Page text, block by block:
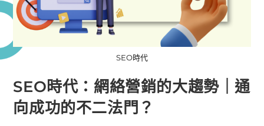
SEO時代
SEO時代：網絡營銷的大趨勢｜通
向成功的不二法門？